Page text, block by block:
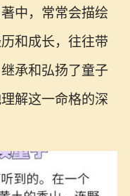
中，常常会描绘
和成长，往往带
承和弘扬了童子
解这一命格的深